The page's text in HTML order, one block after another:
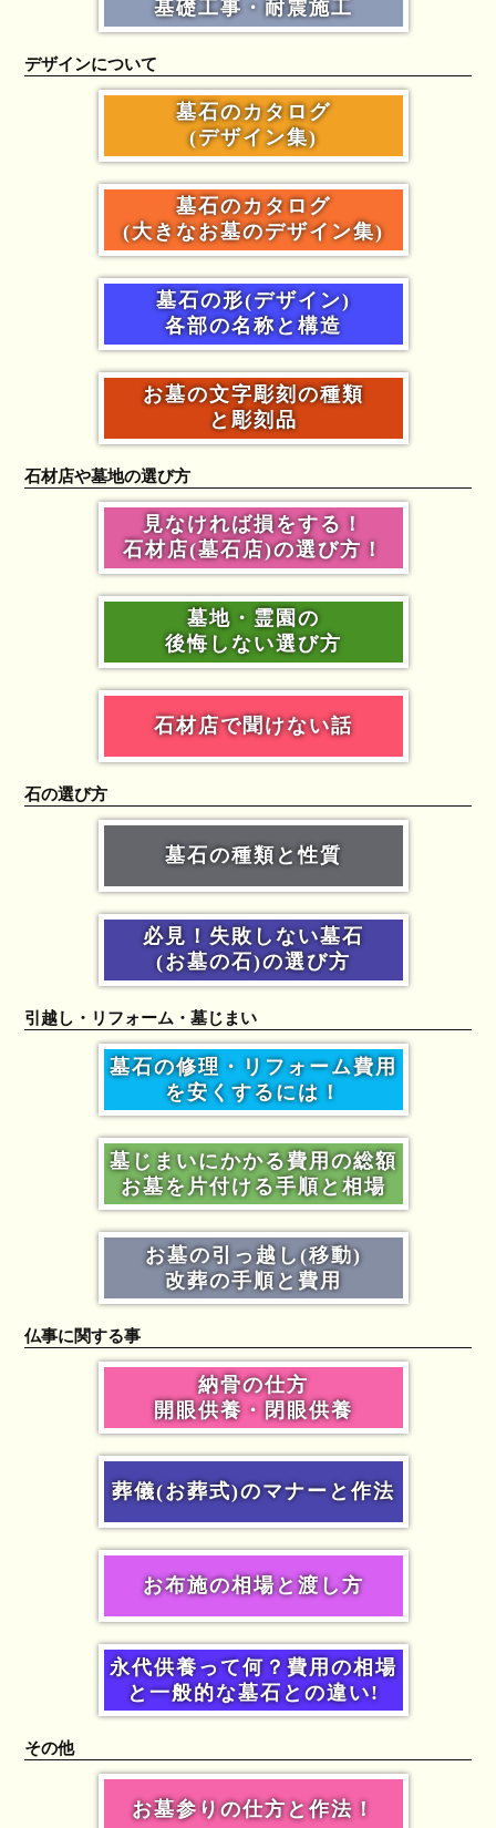
基礎工事・耐震施工
デザインについて
墓石のカタログ
(デザイン集)
墓石のカタログ
(大きなお墓のデザイン集)
墓石の形(デザイン)
各部の名称と構造
お墓の文字彫刻の種類
と彫刻品
石材店や墓地の選び方
見なければ損をする！
石材店(墓石店)の選び方！
墓地・霊園の
後悔しない選び方
石材店で聞けない話
石の選び方
墓石の種類と性質
必見！失敗しない墓石
(お墓の石)の選び方
引越し・リフォーム・墓じまい
墓石の修理・リフォーム費用
を安くするには！
墓じまいにかかる費用の総額
お墓を片付ける手順と相場
お墓の引っ越し(移動)
改葬の手順と費用
仏事に関する事
納骨の仕方
開眼供養・閉眼供養
葬儀(お葬式)のマナーと作法
お布施の相場と渡し方
永代供養って何？費用の相場
と一般的な墓石との違い!
その他
お墓参りの仕方と作法！